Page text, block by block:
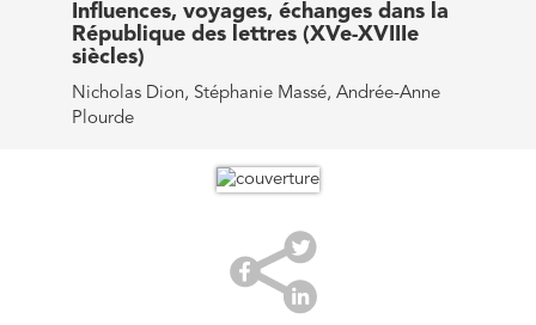
Influences, voyages, échanges dans la
République des lettres (XVe-XVIIIe
siècles)
Nicholas Dion, Stéphanie Massé, Andrée-Anne
Plourde